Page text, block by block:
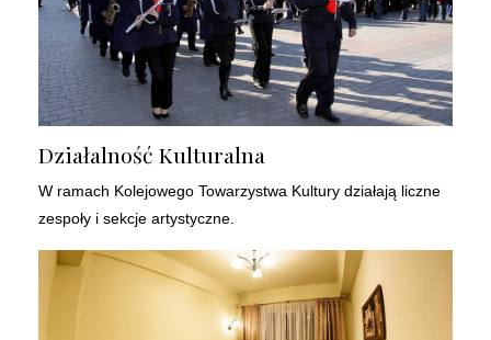
Działalność Kulturalna
W ramach Kolejowego Towarzystwa Kultury działają liczne
zespoły i sekcje artystyczne.